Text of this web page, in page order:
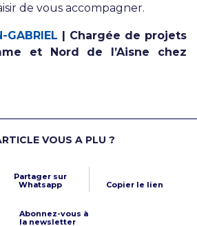
de vous accompagner.
GABRIEL | Chargée de projets
et Nord de l’Aisne chez
VOUS A PLU ?
Partager sur
Whatsapp
Copier le lien
Abonnez-vous à
la newsletter